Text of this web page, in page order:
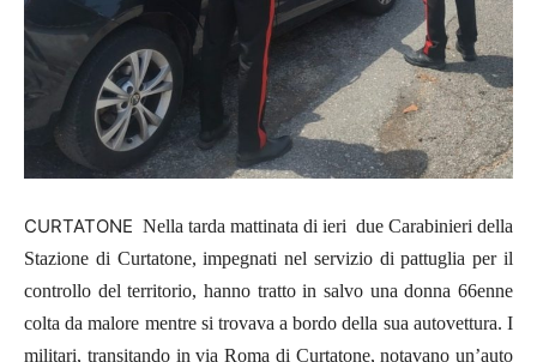
CURTATONE Nella tarda mattinata di ieri due Carabinieri della
Stazione di Curtatone, impegnati nel servizio di pattuglia per il
controllo del territorio, hanno tratto in salvo una donna 66enne
colta da malore mentre si trovava a bordo della sua autovettura. I
militari, transitando in via Roma di Curtatone, notavano un’auto